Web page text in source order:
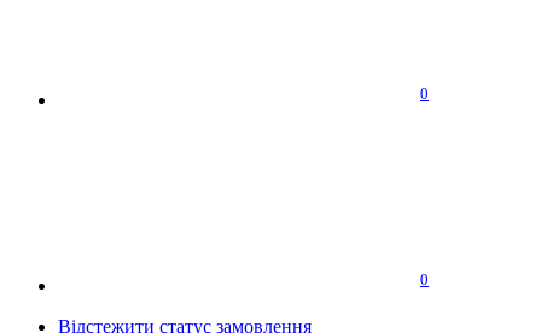
0
0
Відстежити статус замовлення